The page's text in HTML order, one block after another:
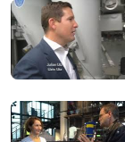
Comments
Comment...